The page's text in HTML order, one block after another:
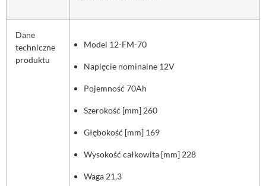
Dane
techniczne
produktu
Model 12-FM-70
Napięcie nominalne 12V
Pojemność 70Ah
Szerokość [mm] 260
Głębokość [mm] 169
Wysokość całkowita [mm] 228
Waga 21,3